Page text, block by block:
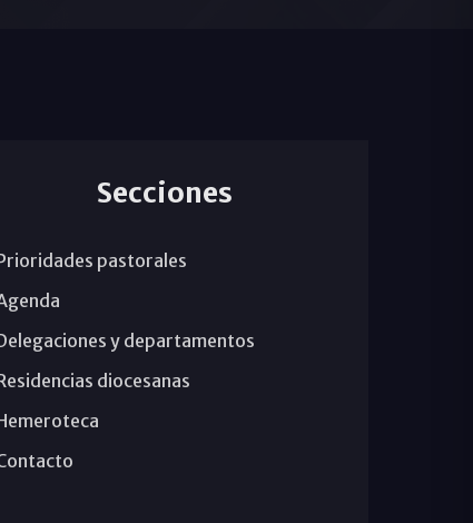
Secciones
pastorales
y departamentos
diocesanas